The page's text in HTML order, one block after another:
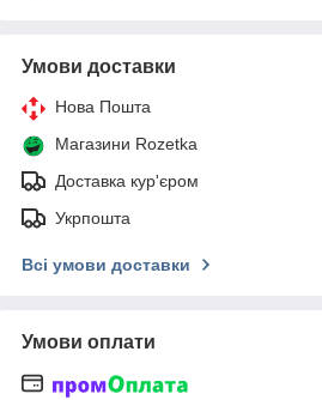
Умови доставки
Нова Пошта
Магазини Rozetka
Доставка кур'єром
Укрпошта
Всі умови доставки
Умови оплати